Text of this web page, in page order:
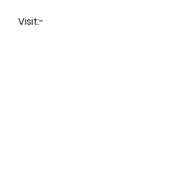
Visit:-